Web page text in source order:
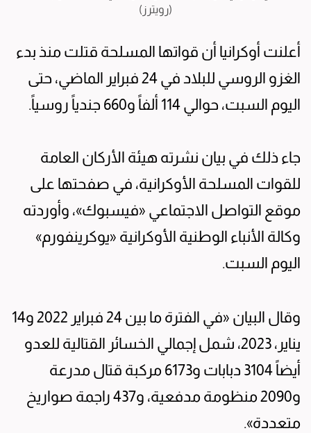
(رويترز)
أعلنت أوكرانيا أن قواتها المسلحة قتلت منذ بدء
الغزو الروسي للبلاد في 24 فبراير الماضي، حتى
اليوم السبت، حوالي 114 ألفاً و660 جندياً روسياً.
جاء ذلك في بيان نشرته هيئة الأركان العامة
للقوات المسلحة الأوكرانية، في صفحتها على
موقع التواصل الاجتماعي «فيسبوك»، وأوردته
وكالة الأنباء الوطنية الأوكرانية «يوكرينفورم»
اليوم السبت.
وقال البيان «في الفترة ما بين 24 فبراير 2022 و14
يناير، 2023، شمل إجمالي الخسائر القتالية للعدو
أيضاً 3104 دبابات و6173 مركبة قتال مدرعة
و2090 منظومة مدفعية، و437 راجمة صواريخ
متعددة».